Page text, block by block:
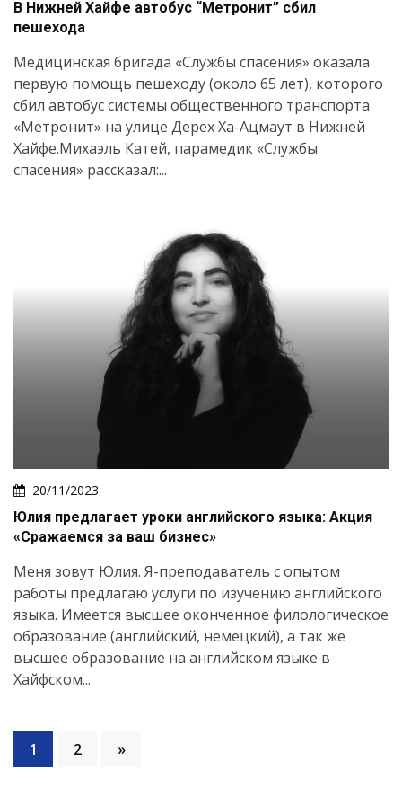
В Нижней Хайфе автобус “Метронит” сбил
пешехода
Медицинская бригада «Службы спасения» оказала
первую помощь пешеходу (около 65 лет), которого
сбил автобус системы общественного транспорта
«Метронит» на улице Дерех Ха-Ацмаут в Нижней
Хайфе.Михаэль Катей, парамедик «Службы
спасения» рассказал:...
20/11/2023
Юлия предлагает уроки английского языка: Акция
«Сражаемся за ваш бизнес»
Меня зовут Юлия. Я-преподаватель с опытом
работы предлагаю услуги по изучению английского
языка. Имеется высшее оконченное филологическое
образование (английский, немецкий), а так же
высшее образование на английском языке в
Хайфском...
1 2 »